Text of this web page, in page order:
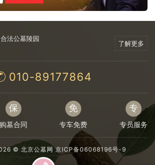
法公墓陵园
了解更多
010-89177864
保
购墓合同
免
专车免费
专
专员服务
© 北京公墓网 京ICP备06068196号-9